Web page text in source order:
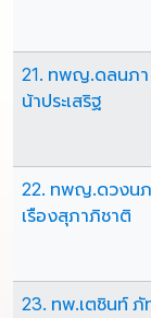
21. ทพญ.ดลนภา
น้าประเสริฐ
22. ทพญ.ดวงน
เรืองสุภาภิชาติ
23. ทพ.เตชินท์ ภั